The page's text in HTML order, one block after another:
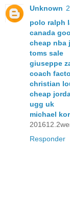
Unknown
polo ralph
canada
cheap nba
toms sale
giuseppe
coach
christian
cheap
ugg uk
michael
Responder